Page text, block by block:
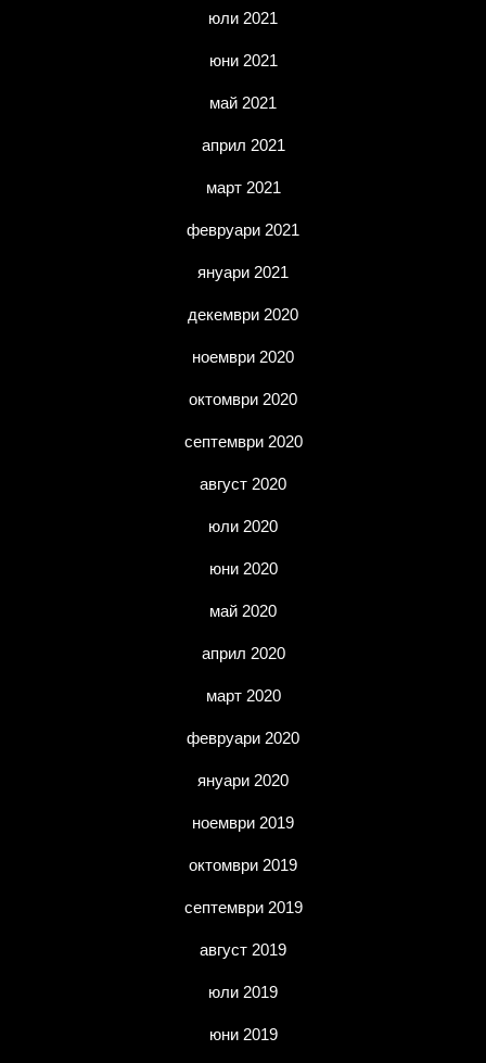
юли 2021
юни 2021
май 2021
април 2021
март 2021
февруари 2021
януари 2021
декември 2020
ноември 2020
октомври 2020
септември 2020
август 2020
юли 2020
юни 2020
май 2020
април 2020
март 2020
февруари 2020
януари 2020
ноември 2019
октомври 2019
септември 2019
август 2019
юли 2019
юни 2019